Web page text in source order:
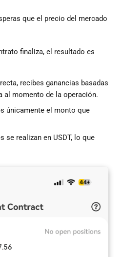
que el precio del mercado
finaliza, el resultado es
recibes ganancias basadas
al momento de la operación.
únicamente el monto que
se realizan en USDT, lo que